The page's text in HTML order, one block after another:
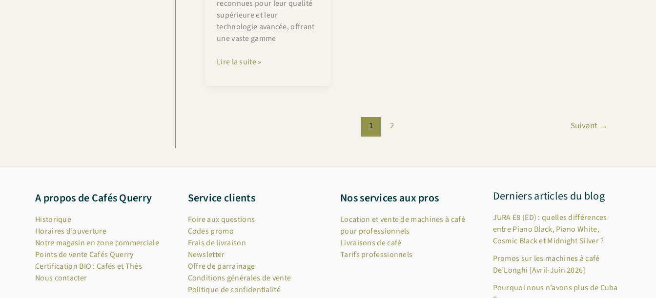
reconnues pour leur qualité
supérieure et leur
technologie avancée, offrant
une vaste gamme
JURA
Lire la suite »
1 2 Suivant →
A propos de Cafés Querry
Historique
Horaires d’ouverture
Notre magasin en zone commerciale
Points de vente Cafés Querry
Certification BIO : Cafés et Thés
Nous contacter
Service clients
Foire aux questions
Codes promo
Frais de livraison
Newsletter
Offre de parrainage
Conditions générales de vente
Politique de confidentialité
Nos services aux pros
Location et vente de machines à café
pour professionnels
Livraisons de café
Tarifs professionnels
Derniers articles du blog
JURA E8 (ED) : quelles différences
entre Piano Black, Piano White,
Cosmic Black et Midnight Silver ?
Promos sur les machines à café
De’Longhi [Avril-Juin 2026]
Pourquoi nous n’avons plus de Cuba